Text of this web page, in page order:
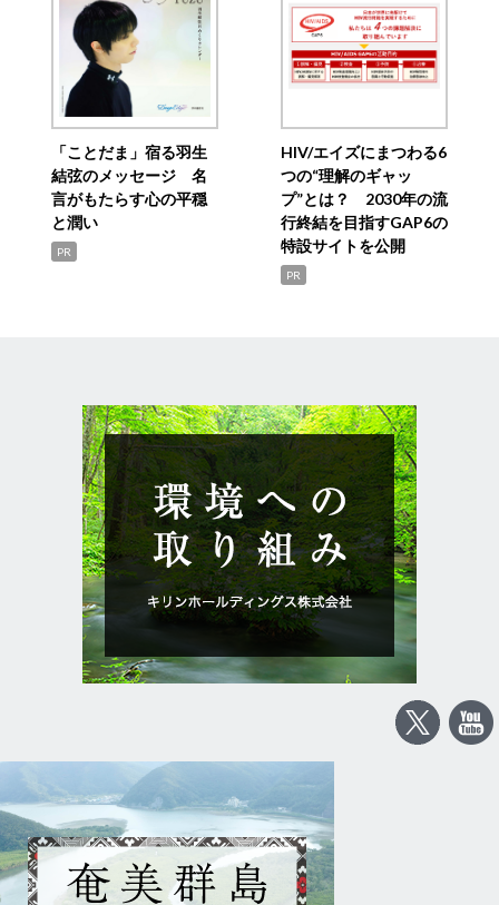
「ことだま」宿る羽生
結弦のメッセージ 名
言がもたらす心の平穏
と潤い
PR
HIV/エイズにまつわる6
つの“理解のギャッ
プ”とは？ 2030年の流
行終結を目指すGAP6の
特設サイトを公開
PR